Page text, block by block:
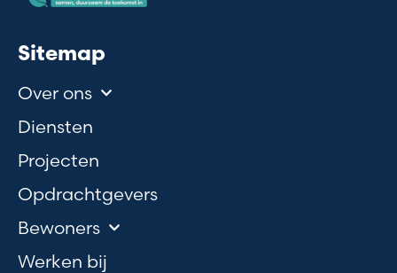
Sitemap
Over ons
Diensten
Projecten
Opdrachtgevers
Bewoners
Werken bij